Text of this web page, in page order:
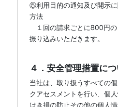
⑤利用目的の通知及び開示
方法
１回の請求ごとに800円
振り込みいただきます。
４．安全管理措置に
当社は、取り扱うすべての
クアセスメントを行い、個